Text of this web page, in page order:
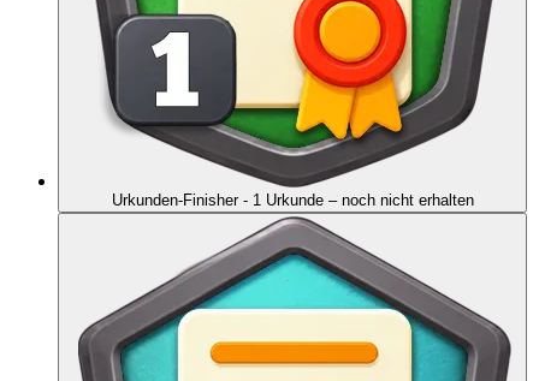
Urkunden-Finisher - 1 Urkunde – noch nicht erhalten